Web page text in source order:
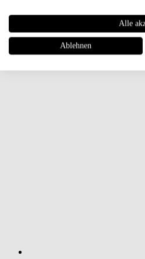
Alle
Ablehnen